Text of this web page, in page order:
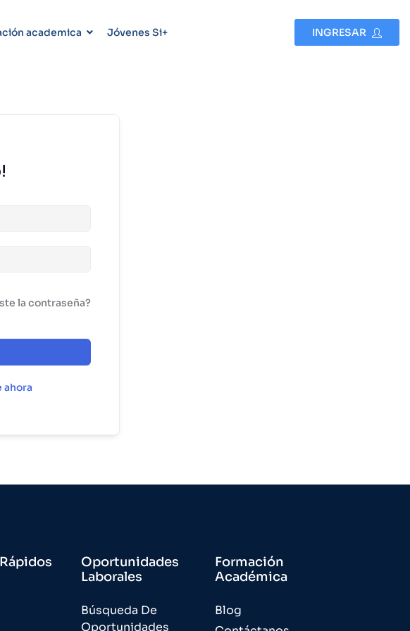
academica Jóvenes Si+ INGRESAR
la contraseña?
ahora
Oportunidades
Laborales
Búsqueda De
Oportunidades
Formación
Académica
Blog